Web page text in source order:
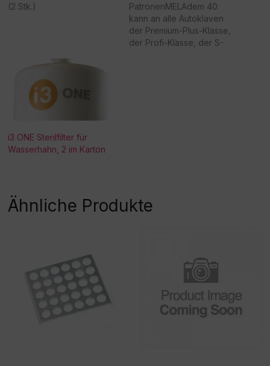
(2 Stk.)
PatronenMELAdem 40
kann an alle Autoklaven
der Premium-Plus-Klasse,
der Profi-Klasse, der S-
Wand oder direkt am
Autoklaven erfolgen.
i3 ONE Sterilfilter für
Wasserhahn, 2 im Karton
Ähnliche Produkte